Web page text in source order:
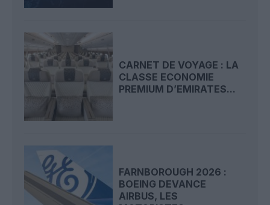
CARNET DE VOYAGE : LA
CLASSE ECONOMIE
PREMIUM D’EMIRATES...
FARNBOROUGH 2026 :
BOEING DEVANCE
AIRBUS, LES